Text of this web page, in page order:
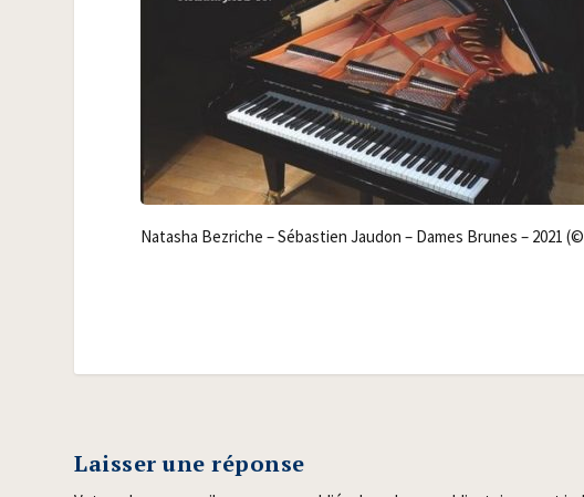
Nata­sha Bez­riche – Sébas­tien Jau­don – Dames Brunes – 2021
Laisser une réponse